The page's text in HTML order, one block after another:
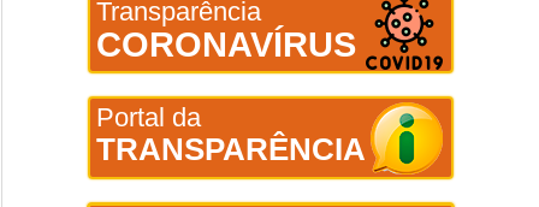
Transparência
CORONAVÍRUS
Portal da
TRANSPARÊNCIA